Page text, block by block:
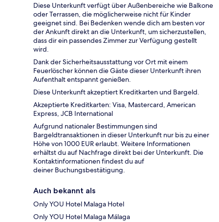
Diese Unterkunft verfügt über Außenbereiche wie Balkone
oder Terrassen, die möglicherweise nicht für Kinder
geeignet sind. Bei Bedenken wende dich am besten vor
der Ankunft direkt an die Unterkunft, um sicherzustellen,
dass dir ein passendes Zimmer zur Verfügung gestellt
wird.
Dank der Sicherheitsausstattung vor Ort mit einem
Feuerlöscher können die Gäste dieser Unterkunft ihren
Aufenthalt entspannt genießen.
Diese Unterkunft akzeptiert Kreditkarten und Bargeld.
Akzeptierte Kreditkarten: Visa, Mastercard, American
Express, JCB International
Aufgrund nationaler Bestimmungen sind
Bargeldtransaktionen in dieser Unterkunft nur bis zu einer
Höhe von 1000 EUR erlaubt. Weitere Informationen
erhältst du auf Nachfrage direkt bei der Unterkunft. Die
Kontaktinformationen findest du auf
deiner Buchungsbestätigung.
Auch bekannt als
Only YOU Hotel Malaga Hotel
Only YOU Hotel Malaga Málaga